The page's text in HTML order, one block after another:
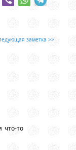
заметка >>
что-то